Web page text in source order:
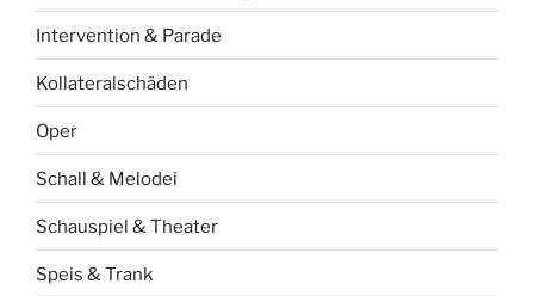
Intervention & Parade
Kollateralschäden
Oper
Schall & Melodei
Schauspiel & Theater
Speis & Trank